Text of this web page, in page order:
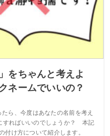
をちゃんと考えよ
ネームでいいの？
ら、今度はあなたの名前を考え
すればいいのでしょうか？ 本記
付け方について紹介します。